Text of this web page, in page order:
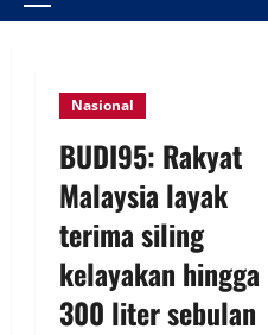
Nasional
BUDI95: Rakyat
Malaysia layak
terima siling
kelayakan hingga
300 liter sebulan